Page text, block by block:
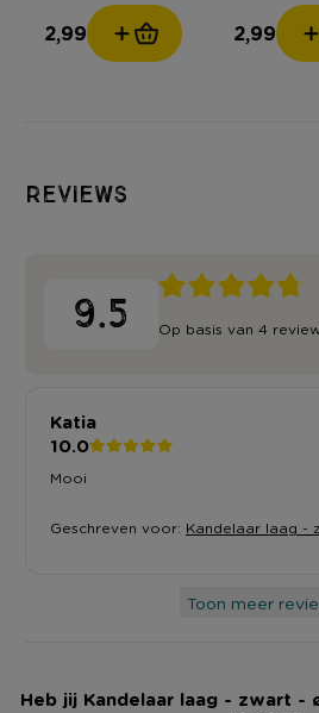
2,99 2,99
Reviews
9.5 Op basis van 4
Katia
10.0
Mooi
Geschreven voor: Kandelaar laag -
Toon meer
Heb jij Kandelaar laag - zwart -